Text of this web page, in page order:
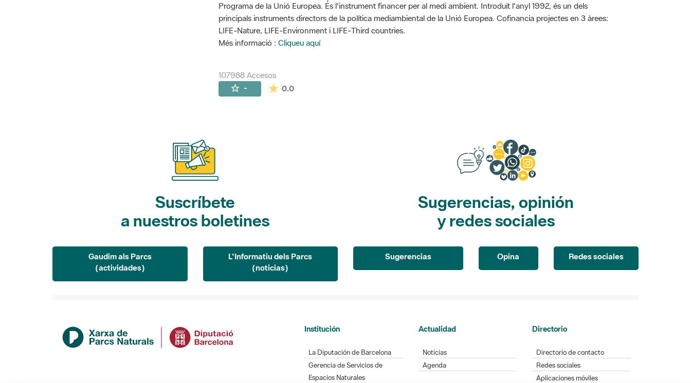
Programa de la Unió Europea. És l'instrument financer per al medi ambient. Introduït l'anyl 1992, és un dels
principals instruments directors de la política mediambiental de la Unió Europea. Cofinancia projectes en 3 àrees:
LIFE-Nature, LIFE-Environment i LIFE-Third countries.
Més informació : Cliqueu aquí
107988 Accesos
- 0.0La valoración media es de 0 estrellas de 5.
Suscríbete
a nuestros boletines
Gaudim als Parcs
(actividades)
L'Informatiu dels Parcs
(noticias)
Sugerencias, opinión
y redes sociales
Sugerencias Opina Redes sociales
Institución
La Diputación de Barcelona
Gerencia de Servicios de
Espacios Naturales
Actualidad
Noticias
Agenda
Directorio
Directorio de contacto
Redes sociales
Aplicaciones móviles